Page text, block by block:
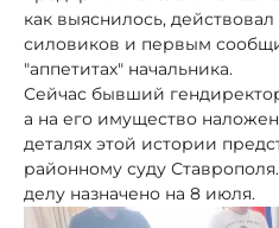
как выяснилось,
силовиков и первым
"аппетитах" начальника.
Сейчас бывший
а на его имущество наложен
деталях этой истории
районному суду
делу назначено на 8 июля.